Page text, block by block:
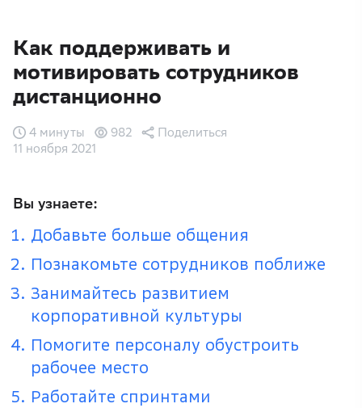
Как поддерживать и
мотивировать сотрудников
дистанционно
11 ноября 2021
4 минуты 982 Поделиться
Вы узнаете:
Добавьте больше общения
Познакомьте сотрудников поближе
Занимайтесь развитием
корпоративной культуры
Помогите персоналу обустроить
рабочее место
Работайте спринтами